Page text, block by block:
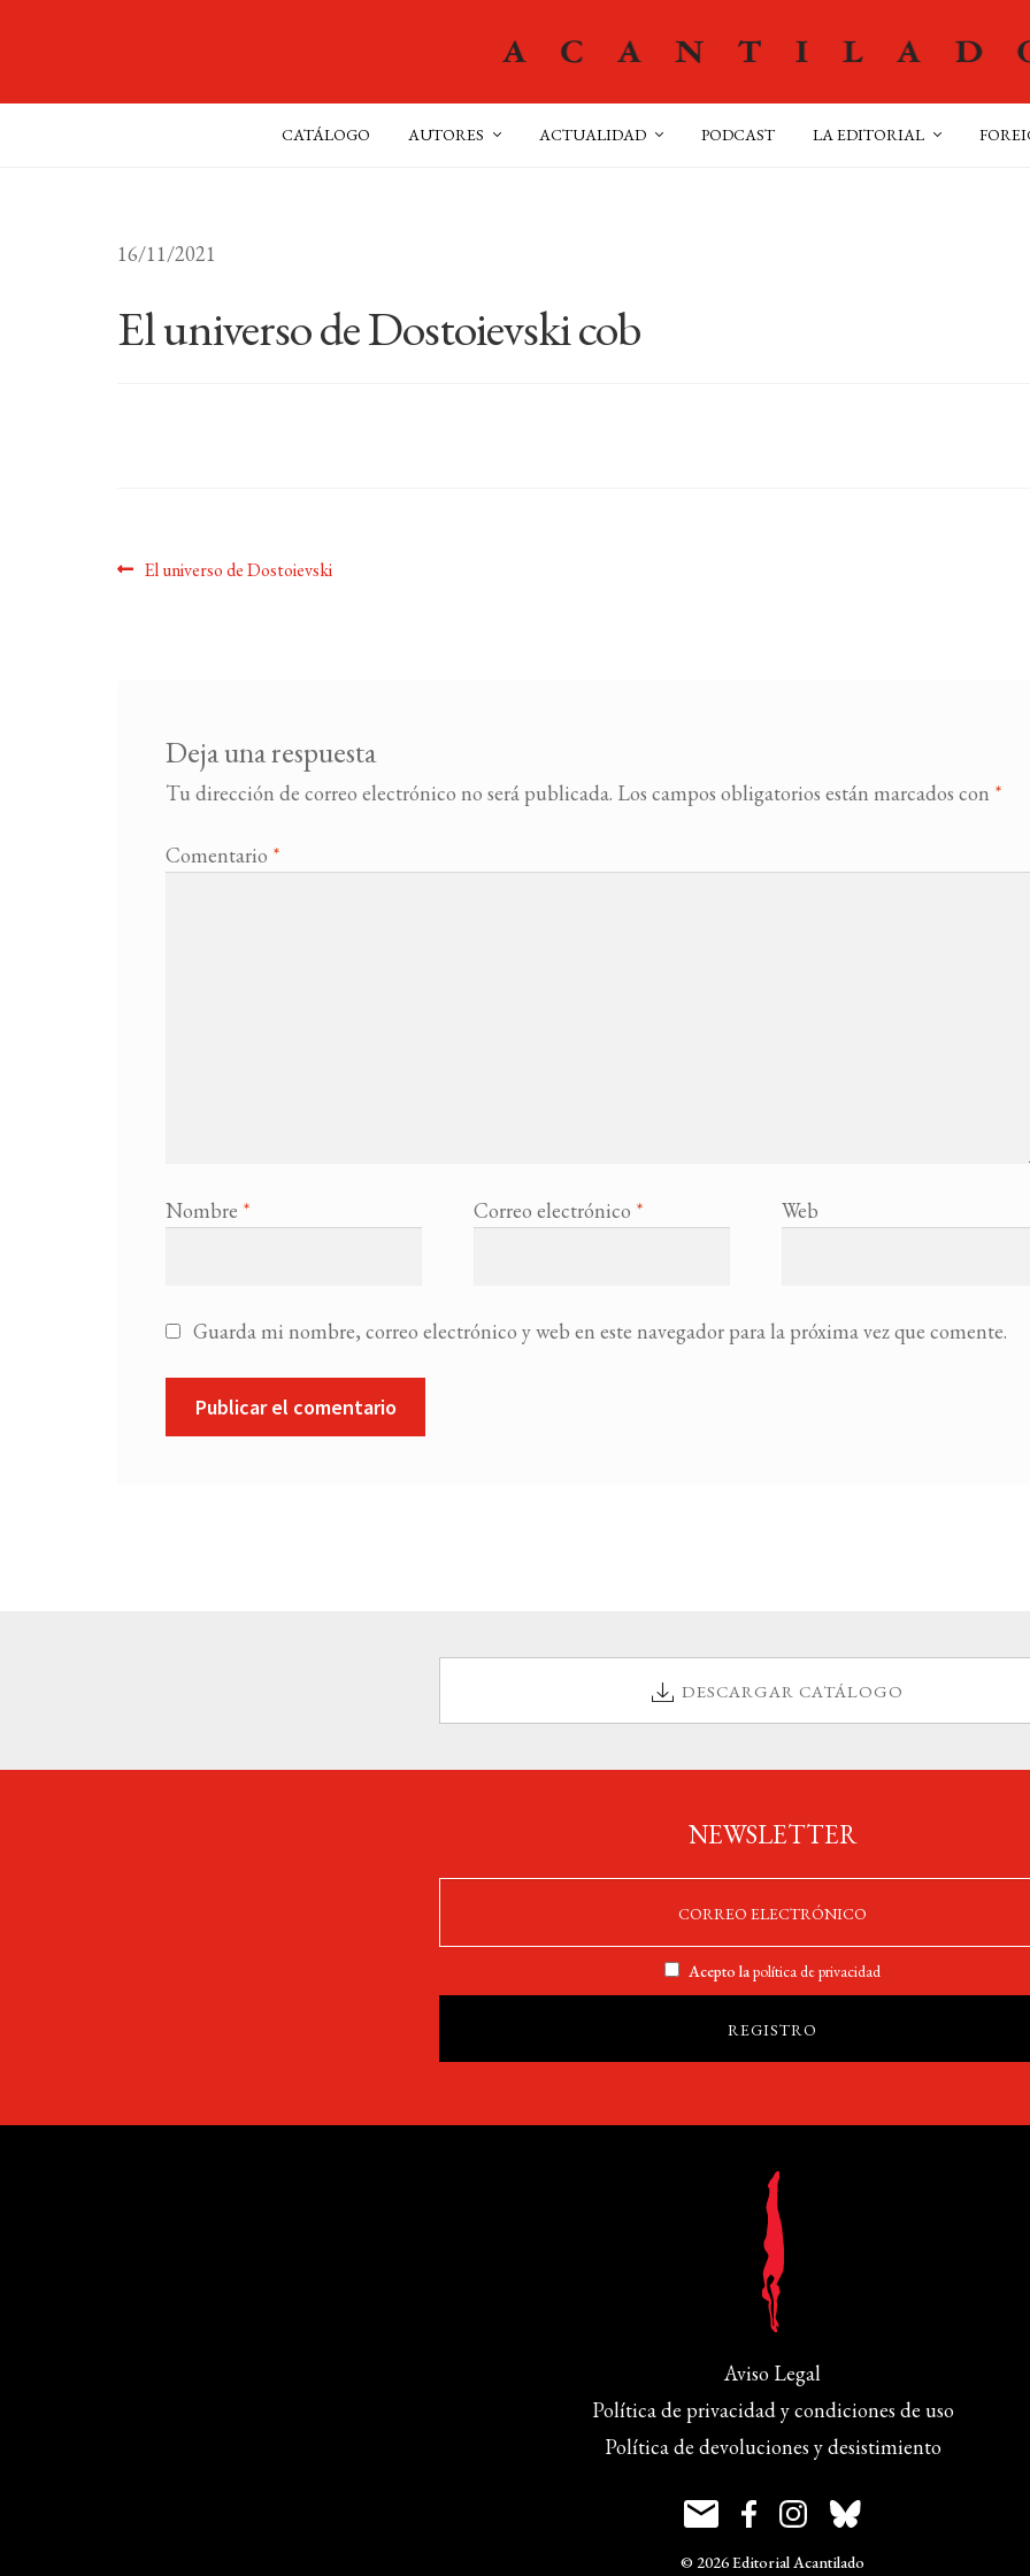
CATÁLOGO AUTORES ACTUALIDAD PODCAST LA EDITORIAL
16/11/2021
El universo de Dostoievski cob
Navegación
Anterior:
El universo de Dostoievski
Deja una respuesta
Tu dirección de correo electrónico no será publicada. Los campos obligatorios están marcados con *
Comentario *
Nombre * Correo electrónico * Web
Guarda mi nombre, correo electrónico y web en este navegador para la próxima vez que comente.
DESCARGAR CATÁLOGO
NEWSLETTER
Acepto lapolítica de privacidad
Aviso Legal
Política de privacidad y condiciones de uso
Política de devoluciones y desistimiento
© 2026 Editorial Acantilado